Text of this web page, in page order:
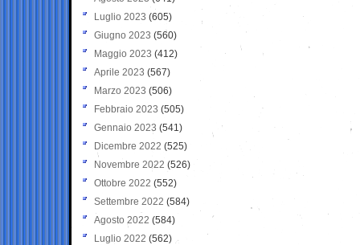
Luglio 2023 (605)
Giugno 2023 (560)
Maggio 2023 (412)
Aprile 2023 (567)
Marzo 2023 (506)
Febbraio 2023 (505)
Gennaio 2023 (541)
Dicembre 2022 (525)
Novembre 2022 (526)
Ottobre 2022 (552)
Settembre 2022 (584)
Agosto 2022 (584)
Luglio 2022 (562)